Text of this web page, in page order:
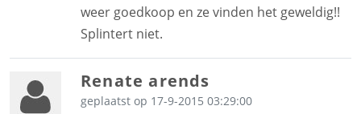
weer goedkoop en ze vinden het geweldig!!
Splintert niet.
Renate arends
geplaatst op 17-9-2015 03:29:00